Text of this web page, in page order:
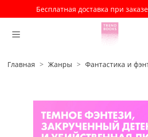
Бесплатная доставка при
Главная Жанры Фантастика и